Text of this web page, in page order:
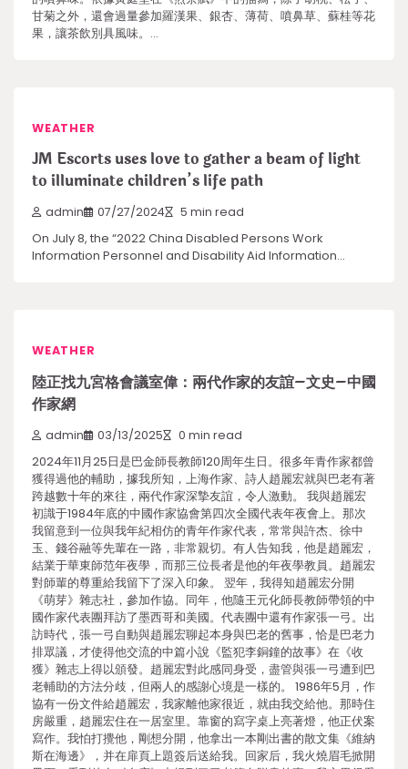
甘菊之外，還會過量參加羅漢果、銀杏、薄荷、噴鼻草、蘇桂等花
果，讓茶飲別具風味。…
WEATHER
JM Escorts uses love to gather a beam of light
to illuminate children’s life path
admin 07/27/2024 5 min read
On July 8, the “2022 China Disabled Persons Work
Information Personnel and Disability Aid Information…
WEATHER
陸正找九宮格會議室偉：兩代作家的友誼–文史–中國
作家網
admin 03/13/2025 0 min read
2024年11月25日是巴金師長教師120周年生日。很多年青作家都曾
獲得過他的輔助，據我所知，上海作家、詩人趙麗宏就與巴老有著
跨越數十年的來往，兩代作家深摯友誼，令人激動。 我與趙麗宏
初識于1984年底的中國作家協會第四次全國代表年夜會上。那次
我留意到一位與我年紀相仿的青年作家代表，常常與許杰、徐中
玉、錢谷融等先輩在一路，非常親切。有人告知我，他是趙麗宏，
結業于華東師范年夜學，而那三位長者是他的年夜學教員。趙麗宏
對師輩的尊重給我留下了深入印象。 翌年，我得知趙麗宏分開
《萌芽》雜志社，參加作協。同年，他隨王元化師長教師帶領的中
國作家代表團拜訪了墨西哥和美國。代表團中還有作家張一弓。出
訪時代，張一弓自動與趙麗宏聊起本身與巴老的舊事，恰是巴老力
排眾議，才使得他交流的中篇小說《監犯李銅鐘的故事》在《收
獲》雜志上得以頒發。趙麗宏對此感同身受，盡管與張一弓遭到巴
老輔助的方法分歧，但兩人的感謝心境是一樣的。 1986年5月，作
協有一份文件給趙麗宏，我家離他家很近，就由我交給他。那時住
房嚴重，趙麗宏住在一居室里。靠窗的寫字桌上亮著燈，他正伏案
寫作。我怕打攪他，剛想分開，他拿出一本剛出書的散文集《維納
斯在海邊》，并在扉頁上題簽后送給我。回家后，我火燒眉毛掀開